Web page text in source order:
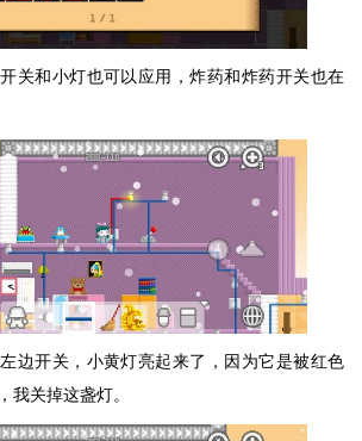
关和小灯也可以应用，炸药和炸药开关也在
边开关，小黄灯亮起来了，因为它是被红色
我关掉这盏灯。